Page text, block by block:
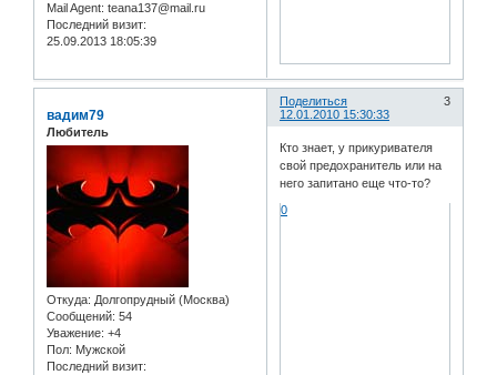
Mail Agent: teana137@mail.ru
Последний визит:
25.09.2013 18:05:39
Поделиться
3
12.01.2010 15:30:33
вадим79
Любитель
Откуда: Долгопрудный (Москва)
Сообщений: 54
Уважение: +4
Пол: Мужской
Последний визит:
Кто знает, у прикуривателя
свой предохранитель или на
него запитано еще что-то?
0